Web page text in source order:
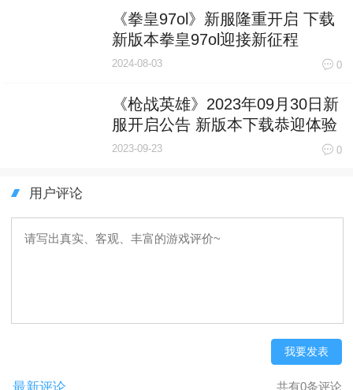
《拳皇97ol》新服隆重开启 下载
新版本拳皇97ol迎接新征程
2024-08-03 0
《枪战英雄》2023年09月30日新
服开启公告 新版本下载恭迎体验
2023-09-23 0
用户评论
我要发表
最新评论 共有0条评论